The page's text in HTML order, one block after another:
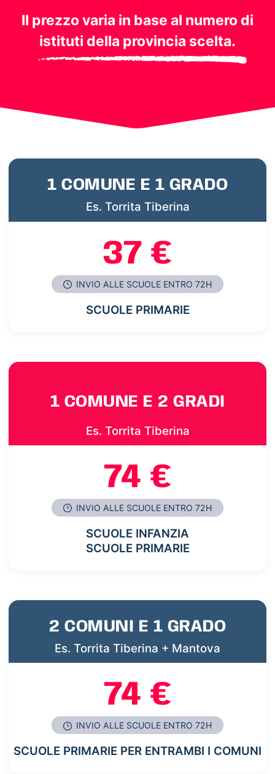
Il prezzo varia in base al numero di
istituti della provincia scelta.
1 COMUNE E 1 GRADO
Es. Torrita Tiberina
37 €
INVIO ALLE SCUOLE ENTRO 72H
SCUOLE PRIMARIE
1 COMUNE E 2 GRADI
Es. Torrita Tiberina
74 €
INVIO ALLE SCUOLE ENTRO 72H
SCUOLE INFANZIA
SCUOLE PRIMARIE
2 COMUNI E 1 GRADO
Es. Torrita Tiberina + Mantova
74 €
INVIO ALLE SCUOLE ENTRO 72H
SCUOLE PRIMARIE PER ENTRAMBI I COMUNI